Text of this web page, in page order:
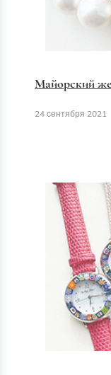
Майорский
24 сентября 2021